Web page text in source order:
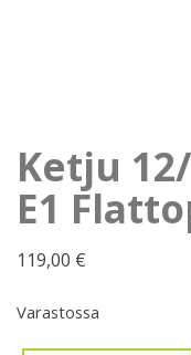
Ketju
E1
119,00 €
Varastossa